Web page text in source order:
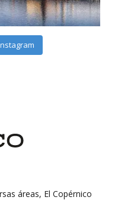
áreas, El Copérnico